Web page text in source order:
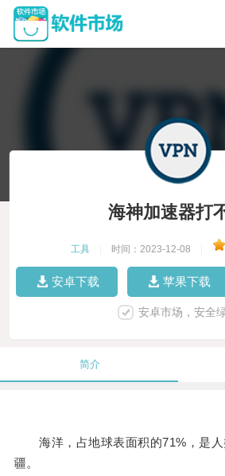
海神加速器打
工具 时间：2023-12-08
安卓下载 苹果下载
安卓市场，安全
简介
海洋，占地球表面积的71%，是人
疆。